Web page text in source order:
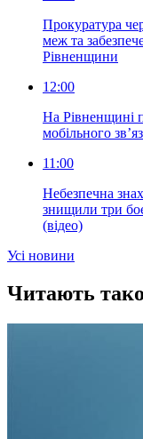
Прокуратура
меж та
Рівненщини
12:00
На Рівненщині
мобільного
11:00
Небезпечна
знищили три
(відео)
Усi новини
Читають